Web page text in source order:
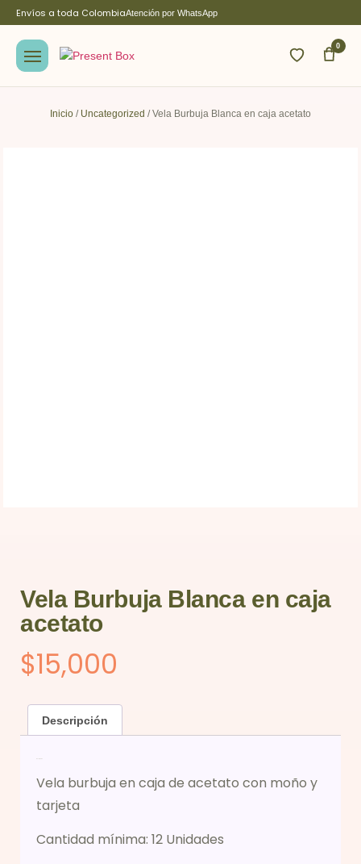
Envíos a toda ColombiaAtención por WhatsApp
0
Inicio / Uncategorized / Vela Burbuja Blanca en caja acetato
Vela Burbuja Blanca en caja
acetato
$15,000
Descripción
Vela burbuja en caja de acetato con moño y
tarjeta
Cantidad mínima: 12 Unidades